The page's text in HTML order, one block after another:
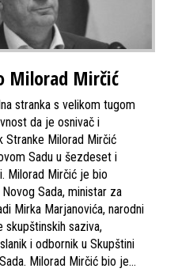
Milorad Mirčić
stranka s velikom tugom
da je osnivač i
Stranke Milorad Mirčić
Sadu u šezdeset i
Milorad Mirčić je bio
Sada, ministar za
Mirka Marjanovića, narodni
skupštinskih saziva,
i odbornik u Skupštini
Milorad Mirčić bio je…